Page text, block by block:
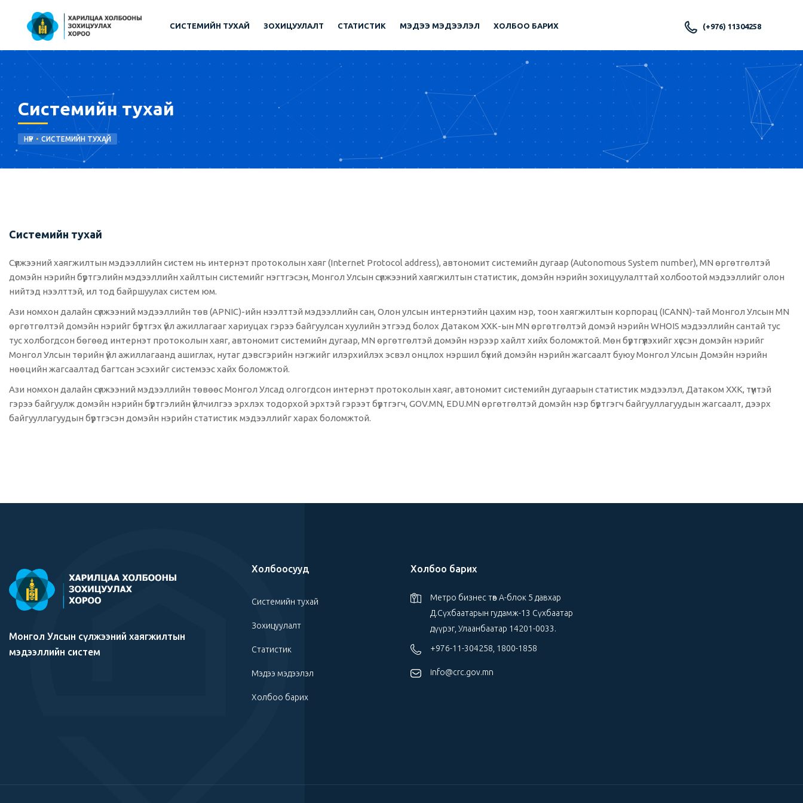
СИСТЕМИЙН ТУХАЙ ЗОХИЦУУЛАЛТ СТАТИСТИК МЭДЭЭ МЭДЭЭЛЭЛ ХОЛБОО БАРИХ (+976) 11304258
Системийн тухай
НҮҮР СИСТЕМИЙН ТУХАЙ
Системийн тухай
Сүлжээний хаягжилтын мэдээллийн систем нь интернэт протоколын хаяг (Internet Protocol address), автономит системийн дугаар (Autonomous System number), MN өргөтгөлтэй
домэйн нэрийн бүртгэлийн мэдээллийн хайлтын системийг нэгтгэсэн, Монгол Улсын сүлжээний хаягжилтын статистик, домэйн нэрийн зохицуулалттай холбоотой мэдээллийг олон
нийтэд нээлттэй, ил тод байршуулах систем юм.
Ази номхон далайн сүлжээний мэдээллийн төв (APNIC)-ийн нээлттэй мэдээллийн сан, Олон улсын интернэтийн цахим нэр, тоон хаягжилтын корпорац (ICANN)-тай Монгол Улсын MN
өргөтгөлтэй домэйн нэрийг бүртгэх үйл ажиллагааг хариуцах гэрээ байгуулсан хуулийн этгээд болох Датаком ХХК-ын MN өргөтгөлтэй домэй нэрийн WHOIS мэдээллийн сантай тус
тус холбогдсон бөгөөд интернэт протоколын хаяг, автономит системийн дугаар, MN өргөтгөлтэй домэйн нэрээр хайлт хийх боломжтой. Мөн бүртгүүлэхийг хүссэн домэйн нэрийг
Монгол Улсын төрийн үйл ажиллагаанд ашиглах, нутаг дэвсгэрийн нэгжийг илэрхийлэх эсвэл онцлох нэршил бүхий домэйн нэрийн жагсаалт буюу Монгол Улсын Домэйн нэрийн
нөөцийн жагсаалтад багтсан эсэхийг системээс хайх боломжтой.
Ази номхон далайн сүлжээний мэдээллийн төвөөс Монгол Улсад олгогдсон интернэт протоколын хаяг, автономит системийн дугаарын статистик мэдээлэл, Датаком ХХК, түүнтэй
гэрээ байгуулж домэйн нэрийн бүртгэлийн үйлчилгээ эрхлэх тодорхой эрхтэй гэрээт бүртгэгч, GOV.MN, EDU.MN өргөтгөлтэй домэйн нэр бүртгэгч байгууллагуудын жагсаалт, дээрх
байгууллагуудын бүртгэсэн домэйн нэрийн статистик мэдээллийг харах боломжтой.
Монгол Улсын сүлжээний хаягжилтын
мэдээллийн систем
Холбоосууд
Системийн тухай
Зохицуулалт
Статистик
Мэдээ мэдээлэл
Холбоо барих
Холбоо барих
Метро бизнес төв А-блок 5 давхар
Д.Сүхбаатарын гудамж-13 Сүхбаатар
дүүрэг, Улаанбаатар 14201-0033.
+976-11-304258, 1800-1858
info@crc.gov.mn